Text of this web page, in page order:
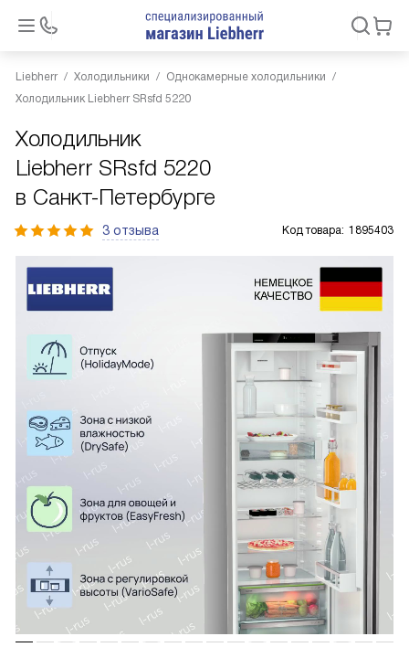
Liebherr Холодильники
Однокамерные холодильники
Холодильник Liebherr SRsfd 5220
Холодильник
Liebherr SRsfd 5220
в Санкт-Петербурге
3 отзыва Код товара: 1895403